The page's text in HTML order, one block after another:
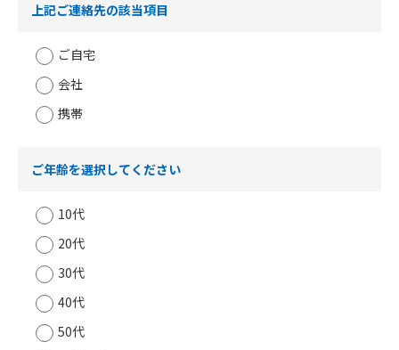
上記ご連絡先の該当項目
ご自宅
会社
携帯
ご年齢を選択してください
10代
20代
30代
40代
50代